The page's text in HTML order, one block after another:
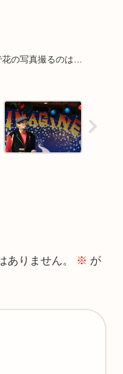
の写真撮るのは…
ありません。 ※ が